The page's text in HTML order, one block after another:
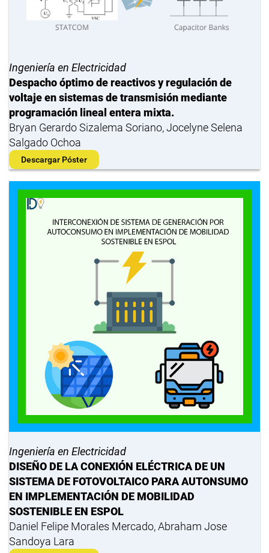
Ingeniería en Electricidad
Despacho óptimo de reactivos y regulación de
voltaje en sistemas de transmisión mediante
programación lineal entera mixta.
Bryan Gerardo Sizalema Soriano, Jocelyne Selena
Salgado Ochoa
Descargar Póster
Ingeniería en Electricidad
DISEÑO DE LA CONEXIÓN ELÉCTRICA DE UN
SISTEMA DE FOTOVOLTAICO PARA AUTONSUMO
EN IMPLEMENTACIÓN DE MOBILIDAD
SOSTENIBLE EN ESPOL
Daniel Felipe Morales Mercado, Abraham Jose
Sandoya Lara